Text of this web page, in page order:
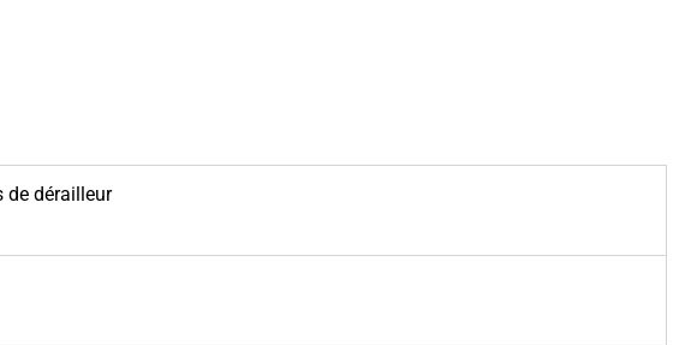
de dérailleur